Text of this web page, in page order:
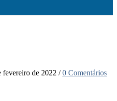
fevereiro de 2022 /0 Comentários